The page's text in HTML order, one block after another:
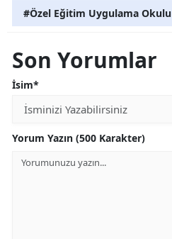
#Özel Eğitim Uygulama Okulu
Son Yorumlar
İsim*
Yorum Yazın (500 Karakter)